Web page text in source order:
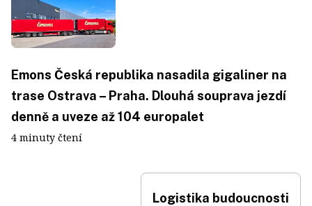
Emons Česká republika nasadila gigaliner na
trase Ostrava – Praha. Dlouhá souprava jezdí
denně a uveze až 104 europalet
4 minuty čtení
Logistika budoucnosti